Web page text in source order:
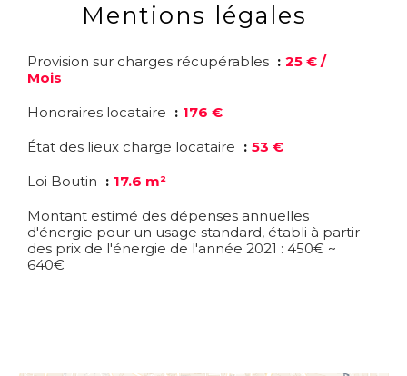
Mentions légales
Provision sur charges récupérables
25 € /
Mois
Honoraires locataire
176 €
État des lieux charge locataire
53 €
Loi Boutin
17.6 m²
Montant estimé des dépenses annuelles
d'énergie pour un usage standard, établi à partir
des prix de l'énergie de l'année 2021 : 450€ ~
640€